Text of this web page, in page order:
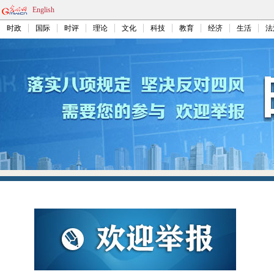
English
时政 国际 时评 理论 文化 科技 教育 经济 生活